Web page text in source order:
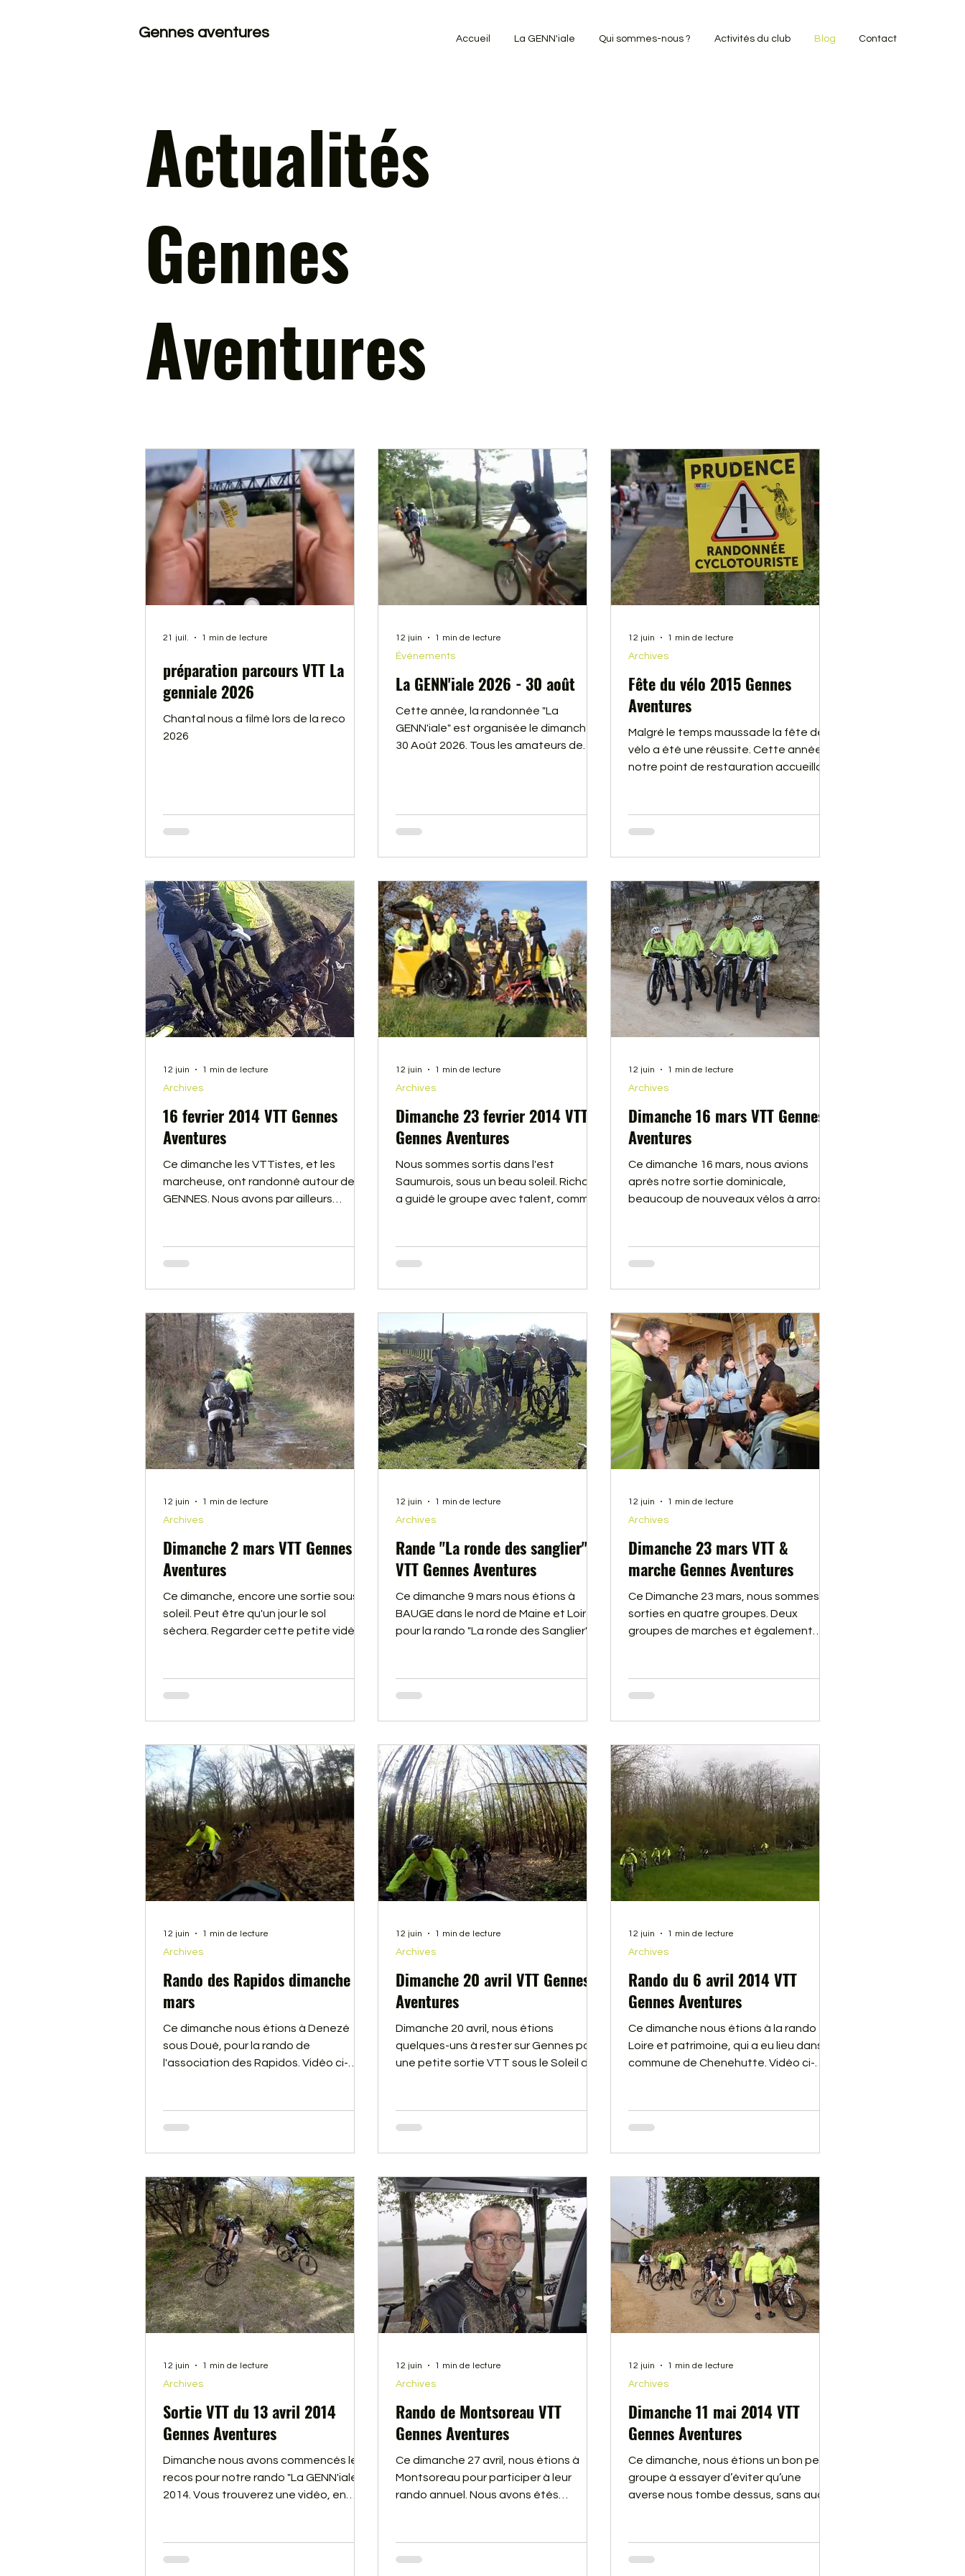
Gennes aventures Accueil La GENN'iale Qui sommes-nous ? Activités du club Blog Contact
Actualités
Gennes
Aventures
préparation parcours VTT La
genniale 2026
Chantal nous a filmé lors de la reco
2026
21 juil. 1 min de lecture
La GENN'iale 2026 - 30 août
Cette année, la randonnée "La
GENN'iale" est organisée le dimanche
30 Août 2026. Tous les amateurs de
la 17e édition, les 60 bénévoles de
l'association GENNES AVENTURES
par les forêts et coteaux de Loire.
Événements
12 juin 1 min de lecture
Fête du vélo 2015 Gennes
Aventures
Malgré le temps maussade la fête de
vélo a été une réussite. Cette année
notre point de restauration accueillait,
participaient à l’évènement Anjou Vélo
Vintage. En cliquant sur ce lien, vous
régnait sur la calle de Gennes ce
dimanche 14 juin 2015.Vous pouvez
également visionner un deuxième
album en cliquant sur ce lien : 2e AL
Archives
12 juin 1 min de lecture
16 fevrier 2014 VTT Gennes
Aventures
Ce dimanche les VTTistes, et les
marcheuse, ont randonné autour de
GENNES. Nous avons par ailleurs
Archives
12 juin 1 min de lecture
Dimanche 23 fevrier 2014 VTT
Gennes Aventures
Nous sommes sortis dans l'est
Saumurois, sous un beau soleil. Richard
a guidé le groupe avec talent, comme
Archives
12 juin 1 min de lecture
Dimanche 16 mars VTT Gennes
Aventures
Ce dimanche 16 mars, nous avions
après notre sortie dominicale,
beaucoup de nouveaux vélos à arroser.
Archives
12 juin 1 min de lecture
Dimanche 2 mars VTT Gennes
Aventures
Ce dimanche, encore une sortie sous le
soleil. Peut être qu'un jour le sol
sèchera. Regarder cette petite vidéo,
Archives
12 juin 1 min de lecture
Rande "La ronde des sanglier"
VTT Gennes Aventures
Ce dimanche 9 mars nous étions à
BAUGE dans le nord de Maine et Loire,
pour la rando "La ronde des Sanglier".
comme les sangliers, des bains de
boues à gogo.
Archives
12 juin 1 min de lecture
Dimanche 23 mars VTT &
marche Gennes Aventures
Ce Dimanche 23 mars, nous sommes
sorties en quatre groupes. Deux
groupes de marches et également
chutes sans bobos. Il y a eu également
un petit problème technique. Vous
Archives
12 juin 1 min de lecture
Rando des Rapidos dimanche 30
mars
Ce dimanche nous étions à Denezé
sous Doué, pour la rando de
l'association des Rapidos. Vidéo ci-
Archives
12 juin 1 min de lecture
Dimanche 20 avril VTT Gennes
Aventures
Dimanche 20 avril, nous étions
quelques-uns à rester sur Gennes pour
une petite sortie VTT sous le Soleil du
Archives
12 juin 1 min de lecture
Rando du 6 avril 2014 VTT
Gennes Aventures
Ce dimanche nous étions à la rando
Loire et patrimoine, qui a eu lieu dans la
commune de Chenehutte. Vidéo ci-
Archives
12 juin 1 min de lecture
Sortie VTT du 13 avril 2014
Gennes Aventures
Dimanche nous avons commencés les
recos pour notre rando "La GENN'iale"
2014. Vous trouverez une vidéo, en
caméra nous a lachée, il manque donc
des images.
Archives
12 juin 1 min de lecture
Rando de Montsoreau VTT
Gennes Aventures
Ce dimanche 27 avril, nous étions à
Montsoreau pour participer à leur
rando annuel. Nous avons étés
la rando était sympa. Vous trouverez le
film ci-dessous
Archives
12 juin 1 min de lecture
Dimanche 11 mai 2014 VTT
Gennes Aventures
Ce dimanche, nous étions un bon petit
groupe à essayer d’éviter qu’une
averse nous tombe dessus, sans aucun
qui aura lieu cette année le 31 Août.
Nous étions accompagnés de Franck,
Archives
12 juin 1 min de lecture